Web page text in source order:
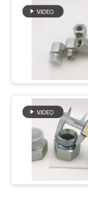
tubo